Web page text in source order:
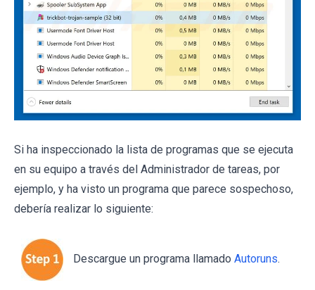
Si ha inspeccionado la lista de programas que se ejecuta
en su equipo a través del Administrador de tareas, por
ejemplo, y ha visto un programa que parece sospechoso,
debería realizar lo siguiente:
Descargue un programa llamado Autoruns.